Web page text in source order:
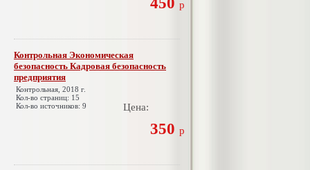
р
Контрольная Экономическая
безопасность Кадровая безопасность
предприятия
Контрольная, 2018 г.
Кол-во страниц: 15
Кол-во источников: 9
Цена:
350 р